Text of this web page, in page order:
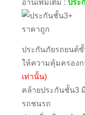
ประกันภัยรถยนต์
ให้ความคุ้มครอง
เท่านั้น)
คล้ายประกันชั้น3
รถชนรถ
อ่านเพิ่มเติม :